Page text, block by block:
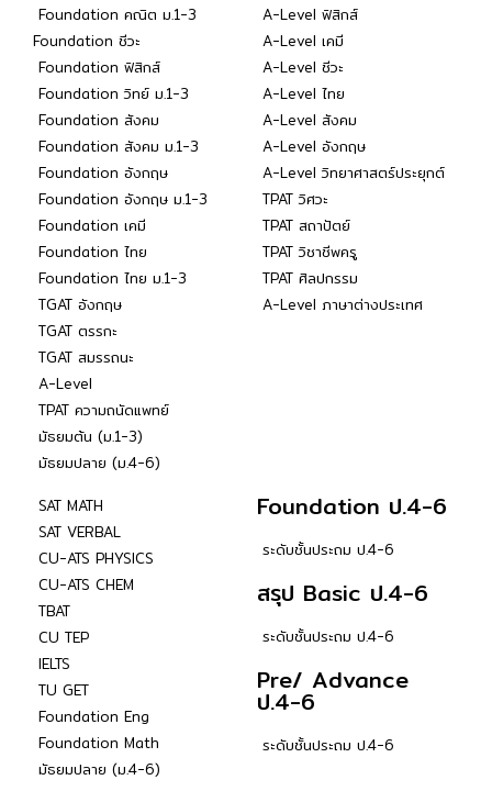
Foundation คณิต ม.1-3
Foundation ชีวะ
Foundation ฟิสิกส์
Foundation วิทย์ ม.1-3
Foundation สังคม
Foundation สังคม ม.1-3
Foundation อังกฤษ
Foundation อังกฤษ ม.1-3
Foundation เคมี
Foundation ไทย
Foundation ไทย ม.1-3
TGAT อังกฤษ
TGAT ตรรกะ
TGAT สมรรถนะ
A-Level
TPAT ความถนัดแพทย์
มัธยมต้น (ม.1-3)
มัธยมปลาย (ม.4-6)
A-Level ฟิสิกส์
A-Level เคมี
A-Level ชีวะ
A-Level ไทย
A-Level สังคม
A-Level อังกฤษ
A-Level วิทยาศาสตร์ประยุกต์
TPAT วิศวะ
TPAT สถาปัตย์
TPAT วิชาชีพครู
TPAT ศิลปกรรม
A-Level ภาษาต่างประเทศ
SAT MATH
SAT VERBAL
CU-ATS PHYSICS
CU-ATS CHEM
TBAT
CU TEP
IELTS
TU GET
Foundation Eng
Foundation Math
มัธยมปลาย (ม.4-6)
Foundation ป.4-6
ระดับชั้นประถม ป.4-6
สรุป Basic ป.4-6
ระดับชั้นประถม ป.4-6
Pre/ Advance
ป.4-6
ระดับชั้นประถม ป.4-6